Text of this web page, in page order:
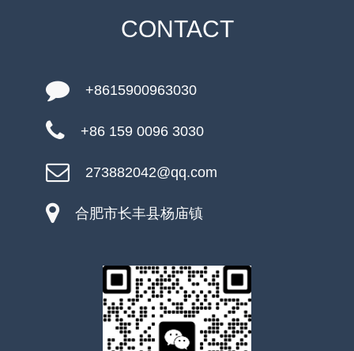
CONTACT
+8615900963030
+86 159 0096 3030
273882042@qq.com
合肥市长丰县杨庙镇